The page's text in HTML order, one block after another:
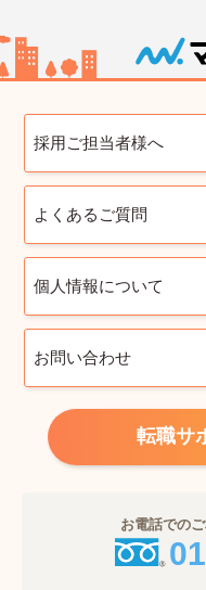
採用ご担当者様へ
よくあるご質問
個人情報について
お問い合わせ
転職サ
お電話での